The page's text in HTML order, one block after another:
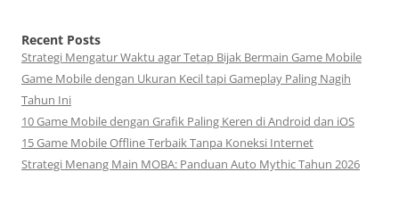
Recent Posts
Strategi Mengatur Waktu agar Tetap Bijak Bermain Game Mobile
Game Mobile dengan Ukuran Kecil tapi Gameplay Paling Nagih
Tahun Ini
10 Game Mobile dengan Grafik Paling Keren di Android dan iOS
15 Game Mobile Offline Terbaik Tanpa Koneksi Internet
Strategi Menang Main MOBA: Panduan Auto Mythic Tahun 2026